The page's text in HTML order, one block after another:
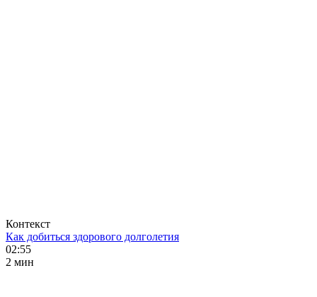
Контекст
Как добиться здорового долголетия
02:55
2 мин